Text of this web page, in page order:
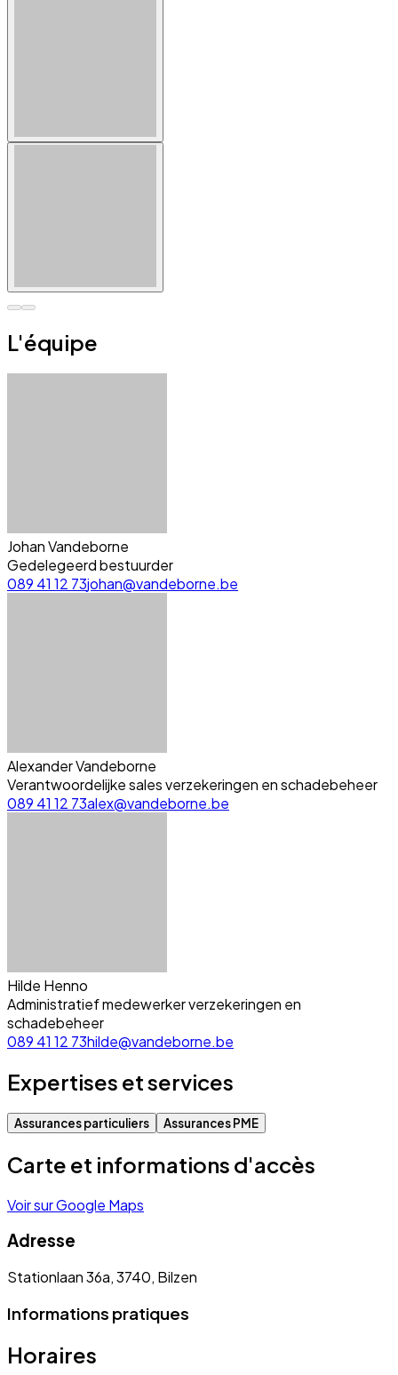
L'équipe
Johan Vandeborne
Gedelegeerd bestuurder
089 41 12 73johan@vandeborne.be
Alexander Vandeborne
Verantwoordelijke sales verzekeringen en schadebeheer
089 41 12 73alex@vandeborne.be
Hilde Henno
Administratief medewerker verzekeringen en
schadebeheer
089 41 12 73hilde@vandeborne.be
Expertises et services
Assurances particuliers Assurances PME
Carte et informations d'accès
Voir sur Google Maps
Adresse
Stationlaan 36a, 3740, Bilzen
Informations pratiques
Horaires